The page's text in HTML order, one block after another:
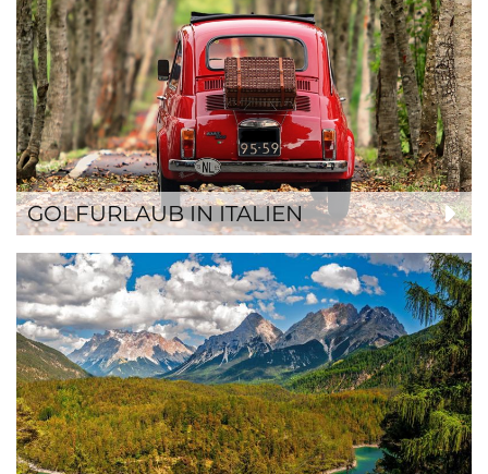
GOLFURLAUB IN ITALIEN